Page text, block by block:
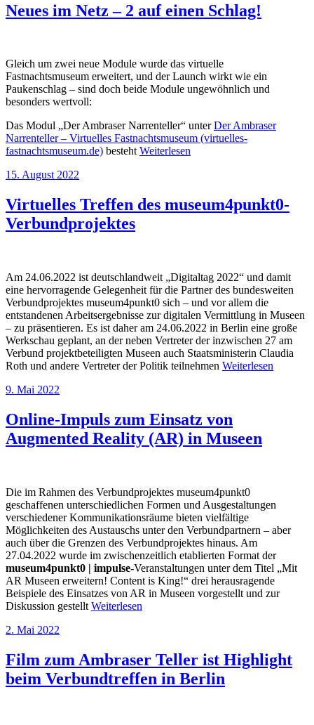
Neues im Netz – 2 auf einen Schlag!
Gleich um zwei neue Module wurde das virtuelle
Fastnachtsmuseum erweitert, und der Launch wirkt wie ein
Paukenschlag – sind doch beide Module ungewöhnlich und
besonders wertvoll:
Das Modul „Der Ambraser Narrenteller“ unterDer Ambraser
Narrenteller – Virtuelles Fastnachtsmuseum (virtuelles-
fastnachtsmuseum.de) bestehtWeiterlesen
15. August 2022
Virtuelles Treffen des museum4punkt0-
Verbundprojektes
Am 24.06.2022 ist deutschlandweit „Digitaltag 2022“ und damit
eine hervorragende Gelegenheit für die Partner des bundesweiten
Verbundprojektes museum4punkt0 sich – und vor allem die
entstandenen Arbeitsergebnisse zur digitalen Vermittlung in Museen
– zu präsentieren. Es ist daher am 24.06.2022 in Berlin eine große
Werkschau geplant, an der neben Vertreter der inzwischen 27 am
Verbund projektbeteiligten Museen auch Staatsministerin Claudia
Roth und andere Vertreter der Politik teilnehmen Weiterlesen
9. Mai 2022
Online-Impuls zum Einsatz von
Augmented Reality (AR) in Museen
Die im Rahmen des Verbundprojektes museum4punkt0
geschaffenen unterschiedlichen Formen und Ausgestaltungen
verschiedener Kommunikationsräume bieten vielfältige
Möglichkeiten des Austauschs unter den Verbundpartnern – aber
auch über die Grenzen des Verbundprojektes hinaus. Am
27.04.2022 wurde im zwischenzeitlich etablierten Format der
museum4punkt0 | impulse-Veranstaltungen unter dem Titel „Mit
AR Museen erweitern! Content is King!“ drei herausragende
Beispiele des Einsatzes von AR in Museen vorgestellt und zur
Diskussion gestellt Weiterlesen
2. Mai 2022
Film zum Ambraser Teller ist Highlight
beim Verbundtreffen in Berlin